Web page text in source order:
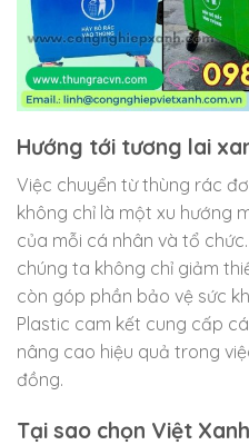
Hướng tới tương lai
Việc chuyển từ thùng rác
không chỉ là một xu hướng
của mỗi cá nhân và tổ
chúng ta không chỉ giảm
còn góp phần bảo vệ sức
Plastic cam kết cung cấp
nâng cao hiệu quả trong
đồng.
Tại sao chọn Việt